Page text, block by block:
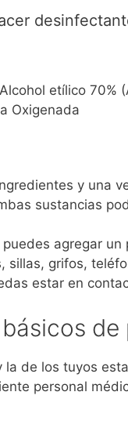
etílico 70%
Oxigenada
y una
sustancias
agregar
sillas, grifos,
estar en
la de los tuyos
personal